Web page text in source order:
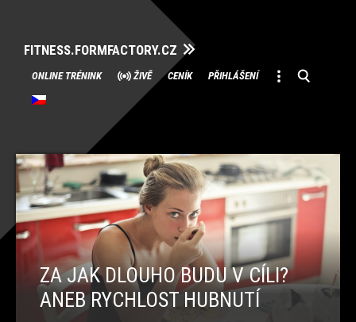
FITNESS.FORMFACTORY.CZ
Přeskočit
na
obsah
ONLINE TRÉNINK ŽIVĚ CENÍK PŘIHLÁŠENÍ
ZA JAK DLOUHO BUDU V CÍLI?
ANEB RYCHLOST HUBNUTÍ